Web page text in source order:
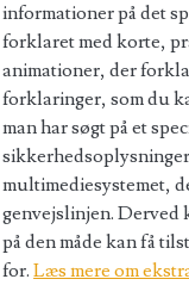
informationer på det
forklaret med korte,
animationer, der
forklaringer, som du
man har søgt på et
multimediesystemet,
genvejslinjen. Derved
på den måde kan få
for.Læs mere om